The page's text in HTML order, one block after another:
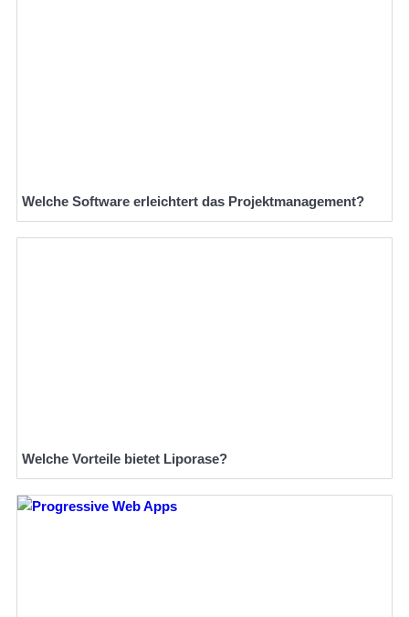
Welche Software erleichtert das Projektmanagement?
Welche Vorteile bietet Liporase?